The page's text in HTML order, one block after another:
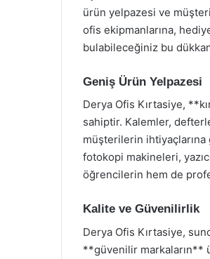
ürün yelpazesi ve
ofis ekipmanlarına,
bulabileceğiniz bu
Geniş Ürün Yelpazesi
Derya Ofis Kırtasiye,
sahiptir. Kalemler,
müşterilerin
fotokopi makineleri,
öğrencilerin hem de
Kalite ve Güvenilirlik
Derya Ofis Kırtasiye,
**güvenilir markaların**